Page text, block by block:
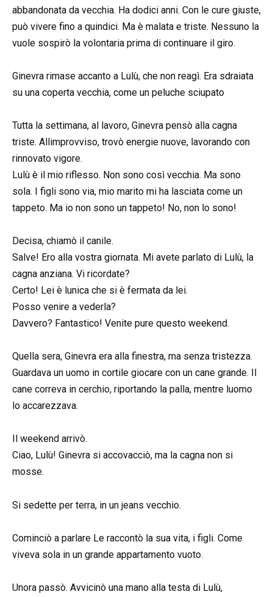
abbandonata da vecchia. Ha dodici anni. Con le cure giuste,
può vivere fino a quindici. Ma è malata e triste. Nessuno la
vuole sospirò la volontaria prima di continuare il giro.
Ginevra rimase accanto a Lulù, che non reagì. Era sdraiata
su una coperta vecchia, come un peluche sciupato
Tutta la settimana, al lavoro, Ginevra pensò alla cagna
triste. Allimprovviso, trovò energie nuove, lavorando con
rinnovato vigore.
Lulù è il mio riflesso. Non sono così vecchia. Ma sono
sola. I figli sono via, mio marito mi ha lasciata come un
tappeto. Ma io non sono un tappeto! No, non lo sono!
Decisa, chiamò il canile.
Salve! Ero alla vostra giornata. Mi avete parlato di Lulù, la
cagna anziana. Vi ricordate?
Certo! Lei è lunica che si è fermata da lei.
Posso venire a vederla?
Davvero? Fantastico! Venite pure questo weekend.
Quella sera, Ginevra era alla finestra, ma senza tristezza.
Guardava un uomo in cortile giocare con un cane grande. Il
cane correva in cerchio, riportando la palla, mentre luomo
lo accarezzava.
Il weekend arrivò.
Ciao, Lulù! Ginevra si accovacciò, ma la cagna non si
mosse.
Si sedette per terra, in un jeans vecchio.
Cominciò a parlare Le raccontò la sua vita, i figli. Come
viveva sola in un grande appartamento vuoto.
Unora passò. Avvicinò una mano alla testa di Lulù,